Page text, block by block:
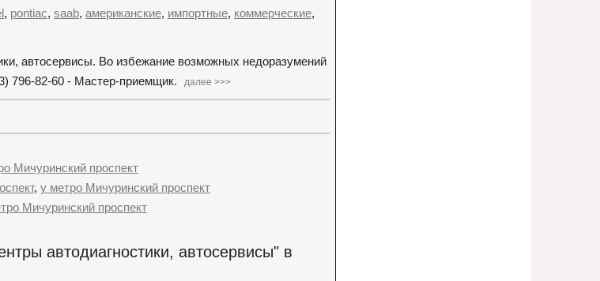
, pontiac, saab, американские, импортные, коммерческие,
автосервисы. Во избежание возможных недоразумений
796-82-60 - Мастер-приемщик.
далее >>>
Мичуринский проспект
, у метро Мичуринский проспект
Мичуринский проспект
автодиагностики, автосервисы" в